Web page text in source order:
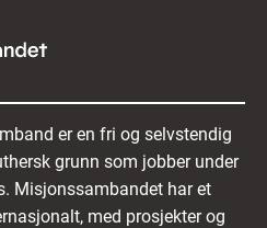
er en fri og selvstendig
grunn som jobber under
Misjonssambandet har et
med prosjekter og